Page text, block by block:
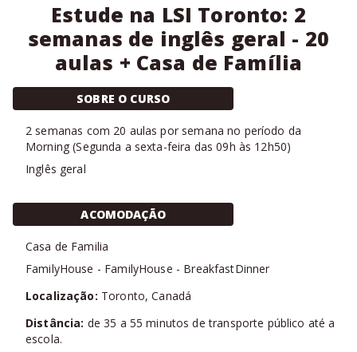
Estude na LSI Toronto: 2
semanas de inglês geral - 20
aulas + Casa de Família
SOBRE O CURSO
2 semanas com 20 aulas por semana no período da
Morning (Segunda a sexta-feira das 09h às 12h50)
Inglês geral
ACOMODAÇÃO
Casa de Familia
FamilyHouse - FamilyHouse - BreakfastDinner
Localização: Toronto, Canadá
Distância: de 35 a 55 minutos de transporte público até a
escola.